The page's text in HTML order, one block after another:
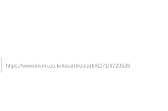
https://www.inven.co.kr/board/lostark/6271/3723528